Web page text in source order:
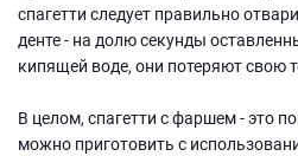
спагетти следует правильно
денте - на долю секунды
кипящей воде, они потеряют свою
В целом, спагетти с фаршем - это
можно приготовить с